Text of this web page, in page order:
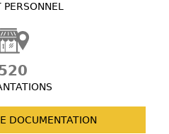
PERSONNEL
DOCUMENTATION